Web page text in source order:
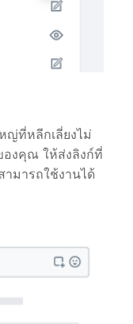
ญ่ที่หลีกเลี่ยงไม่
องคุณ ให้ส่งลิงก์ที่
มารถใช้งานได้